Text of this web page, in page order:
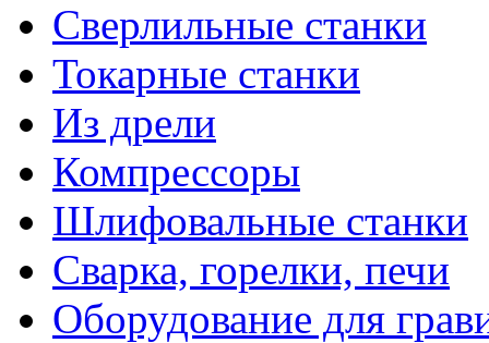
Сверлильные станки
Токарные станки
Из дрели
Компрессоры
Шлифовальные станки
Сварка, горелки, печи
Оборудование для